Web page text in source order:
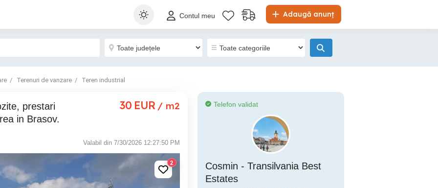
Adaugă anunț
Contul meu
Terenuri de vanzare Teren industrial
in Brasov.
30 EUR / m2
Valabil din 7/30/2026 12:27:50 PM
2
Telefon validat
Cosmin - Transilvania Best
Estates